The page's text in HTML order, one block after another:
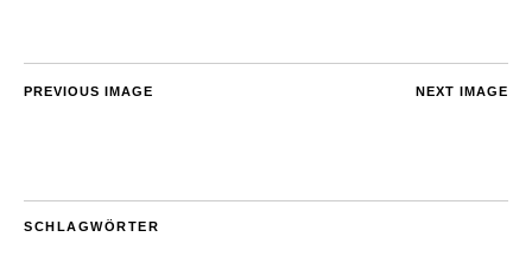
NEXT IMAGE
PREVIOUS IMAGE
SCHLAGWÖRTER